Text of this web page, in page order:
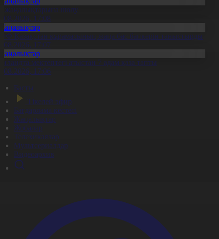
жаңалықтарына шолу
17:08
Қазақстан құрамасының жаңа бас бапкерін таныстырды
17:07
мектептегі атыстан 7 адам қаза тапты
17:06
Басты
Тікелей эфир
Бағдарлама кестесі
Жаңалықтар
Жобалар
Телехикаялар
Мультсериалдар
Видеоархив